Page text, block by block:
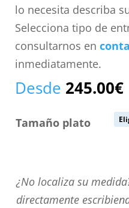
lo necesita describa
Selecciona tipo de
consultarnos en
inmediatamente.
Desde 245.00€
Tamaño plato
¿No
localiza
¿No localiza su
directamente